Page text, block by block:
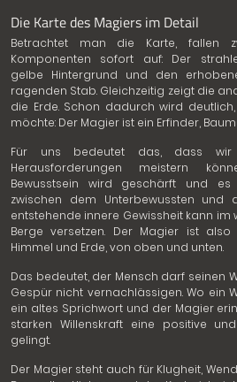
Die Karte des Magiers im Detail
Betrachtet man die Karte, fallen
Komponenten sofort auf: Der
gelbe Hintergrund und den
ragenden Stab. Gleichzeitig zeigt die
die Erde. Schon dadurch wird
möchte: Der Magier ist ein Erfinder,
Für uns bedeutet das, dass wir
Herausforderungen meistern
Bewusstsein wird geschärft und
zwischen dem Unterbewussten und
entstehende innere Gewissheit kann im
Berge versetzen. Der Magier ist
Himmel und Erde, von oben und unten.
Das bedeutet, der Mensch darf seinen
Gespür nicht vernachlässigen. Wo ein
ein altes Sprichwort und der Magier
starken Willenskraft eine positive
gelingt.
Der Magier steht auch für Klugheit,